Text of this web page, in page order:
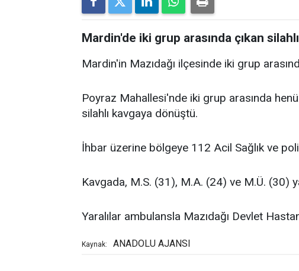
Mardin'de iki grup arasında çıkan
Mardin'in Mazıdağı ilçesinde iki grup
Poyraz Mahallesi'nde iki grup arasında
silahlı kavgaya dönüştü.
İhbar üzerine bölgeye 112 Acil Sağlık ve
Kavgada, M.S. (31), M.A. (24) ve M.Ü. (30)
Yaralılar ambulansla Mazıdağı Devlet
Kaynak: ANADOLU AJANSI